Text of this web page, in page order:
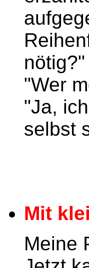
"Wer
"Ja,
selbst
Mit
Meine